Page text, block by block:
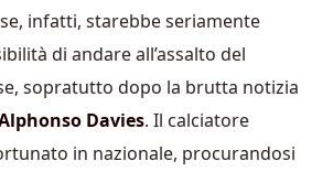
infatti, starebbe seriamente
di andare all’assalto del
sopratutto dopo la brutta notizia
Davies. Il calciatore
in nazionale, procurandosi